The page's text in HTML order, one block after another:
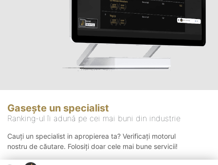
Gasește un specialist
Ranking-ul îi adună pe cei mai buni din industrie
Cauți un specialist in apropierea ta? Verificați motorul
nostru de căutare. Folosiți doar cele mai bune servicii!